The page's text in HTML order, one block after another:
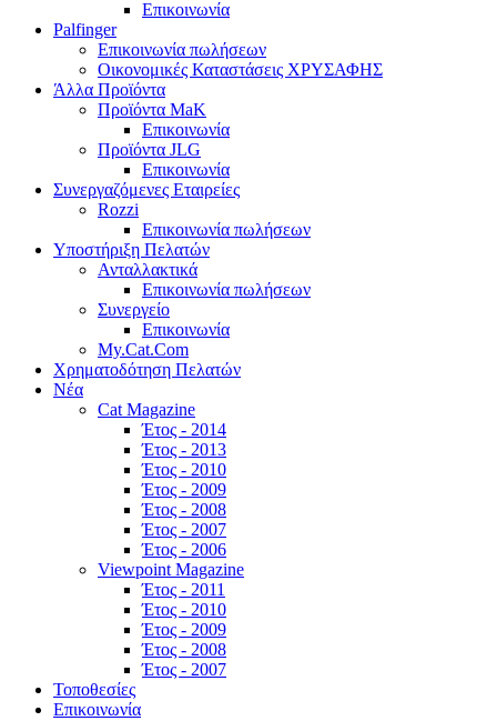
Επικοινωνία
Palfinger
Επικοινωνία πωλήσεων
Οικονομικές Καταστάσεις ΧΡΥΣΑΦΗΣ
Άλλα Προϊόντα
Προϊόντα MaK
Επικοινωνία
Προϊόντα JLG
Επικοινωνία
Συνεργαζόμενες Εταιρείες
Rozzi
Επικοινωνία πωλήσεων
Υποστήριξη Πελατών
Ανταλλακτικά
Επικοινωνία πωλήσεων
Συνεργείο
Επικοινωνία
My.Cat.Com
Χρηματοδότηση Πελατών
Νέα
Cat Magazine
Έτος - 2014
Έτος - 2013
Έτος - 2010
Έτος - 2009
Έτος - 2008
Έτος - 2007
Έτος - 2006
Viewpoint Magazine
Έτος - 2011
Έτος - 2010
Έτος - 2009
Έτος - 2008
Έτος - 2007
Τοποθεσίες
Επικοινωνία